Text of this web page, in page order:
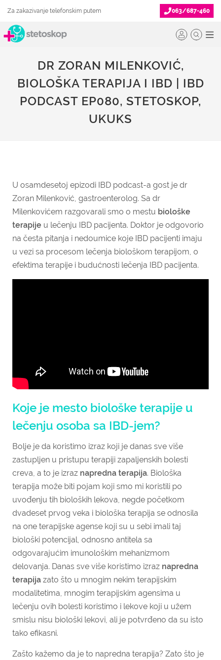
Za zakazivanje telefonskim putem 063/687-460
DR ZORAN MILENKOVIĆ,
BIOLOŠKA TERAPIJA I IBD | IBD
PODCAST EP080, STETOSKOP,
UKUKS
U osamdesetoj epizodi IBD podcast-a gost je dr
Zoran Milenković, gastroenterolog. Sa dr
Milenkovićem razgovarali smo o mestu biološke
terapije u lečenju IBD pacijenta. Doktor je odgovorio
na česta pitanja i nedoumice koje IBD pacijenti imaju
u vezi sa procesom lečenja biološkom terapijom, o
efektima terapije i budućnosti lečenja IBD pacijenta.
Koje je mesto biološke terapije u
lečenju osoba sa IBD-jem?
Bolje je da koristimo izraz koji je danas sve više
zastupljen u pristupu terapiji zapaljenskih bolesti
creva, a to je izraz napredna terapija. Biološka
terapija može biti pojam koji smo mi koristili po
uvođenju tih bioloških lekova, negde početkom
dvadeset prvog veka i biološka terapija se odnosila
na one terapijske agense koji su u sebi imali taj
biološki potencijal, odnosno antitela sa
odgovarajućim imunološkim mehanizmom
delovanja. Danas sve više koristimo izraz napredna
terapija zato što u mnogim nekim terapijskim
modalitetima, mnogim terapijskim agensima u
lečenju ovih bolesti koristimo i lekove koji u užem
smislu nisu biološki lekovi, ali je potvrđeno da su isto
tako efikasni.
Zašto kažemo da je to napredna terapija? Zato što je